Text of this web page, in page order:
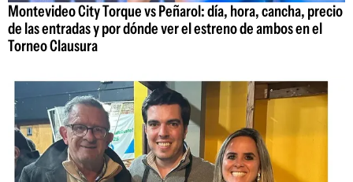
Montevideo City Torque vs Peñarol: día, hora, cancha, precio
de las entradas y por dónde ver el estreno de ambos en el
Torneo Clausura